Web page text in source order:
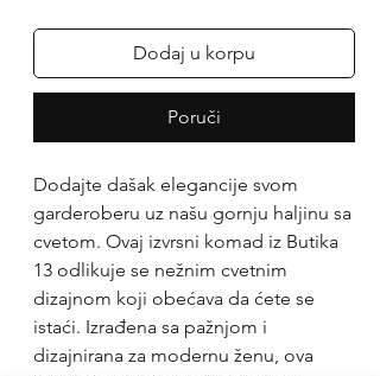
Dodaj u korpu
Poruči
Dodajte dašak elegancije svom
garderoberu uz našu gornju haljinu sa
cvetom. Ovaj izvrsni komad iz Butika
13 odlikuje se nežnim cvetnim
dizajnom koji obećava da ćete se
istaći. Izrađena sa pažnjom i
dizajnirana za modernu ženu, ova